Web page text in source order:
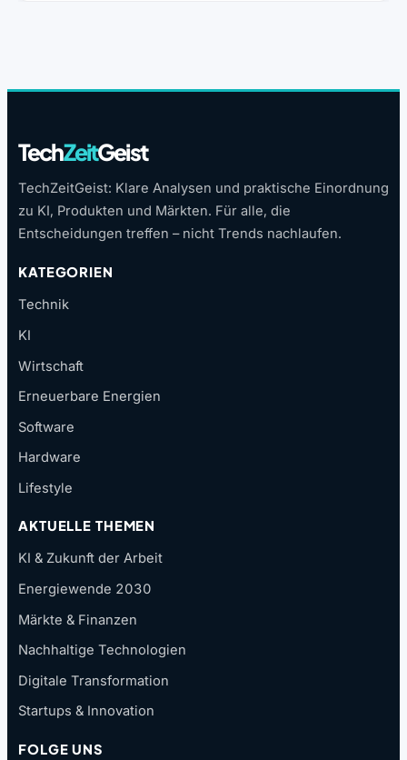
TechZeitGeist
TechZeitGeist: Klare Analysen und praktische Einordnung
zu KI, Produkten und Märkten. Für alle, die
Entscheidungen treffen – nicht Trends nachlaufen.
KATEGORIEN
Technik
KI
Wirtschaft
Erneuerbare Energien
Software
Hardware
Lifestyle
AKTUELLE THEMEN
KI & Zukunft der Arbeit
Energiewende 2030
Märkte & Finanzen
Nachhaltige Technologien
Digitale Transformation
Startups & Innovation
FOLGE UNS